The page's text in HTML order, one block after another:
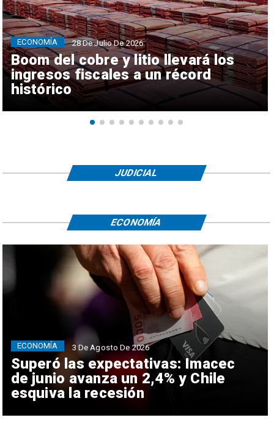
Boom del cobre y litio llevará los
ingresos fiscales a un récord
histórico
ECONOMÍA 28 De Julio De 2026
JUDICIAL
Superó las expectativas: Imacec
de junio avanza un 2,4% y Chile
esquiva la recesión
ECONOMÍA 3 De Agosto De 2026
ECONOMÍA